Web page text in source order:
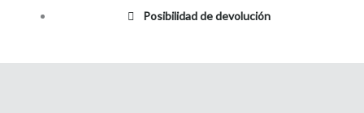
Posibilidad de devolución